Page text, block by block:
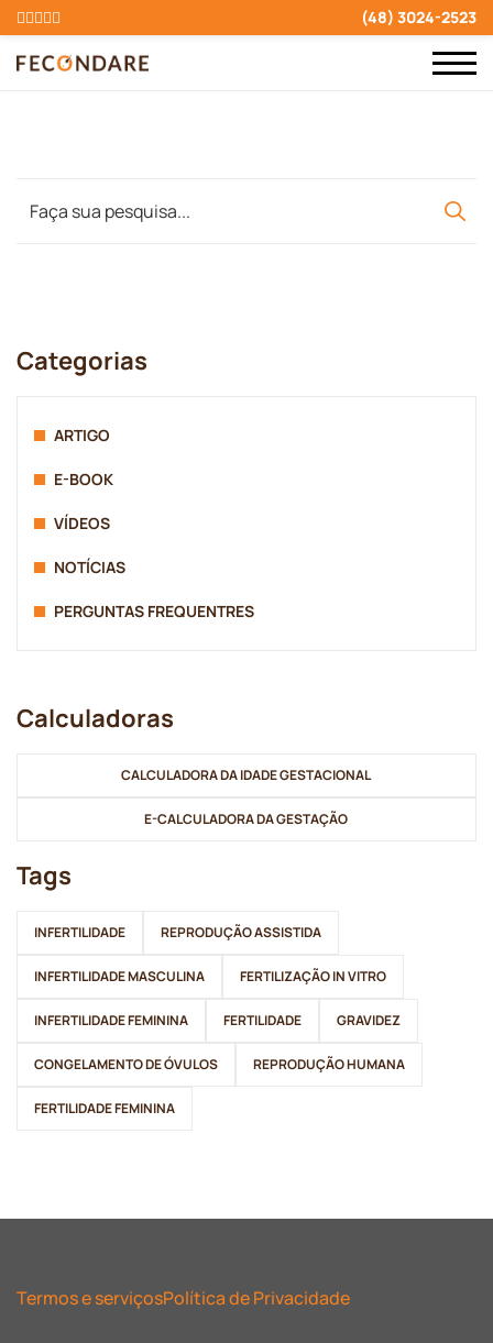
(48) 3024-2523
Categorias
ARTIGO
E-BOOK
VÍDEOS
NOTÍCIAS
PERGUNTAS FREQUENTRES
Tags
INFERTILIDADE REPRODUÇÃO ASSISTIDA
INFERTILIDADE MASCULINA FERTILIZAÇÃO IN VITRO
INFERTILIDADE FEMININA FERTILIDADE GRAVIDEZ
CONGELAMENTO DE ÓVULOS REPRODUÇÃO HUMANA
FERTILIDADE FEMININA
Calculadoras
CALCULADORA DA IDADE GESTACIONAL
E-CALCULADORA DA GESTAÇÃO
Termos e serviçosPolítica de Privacidade